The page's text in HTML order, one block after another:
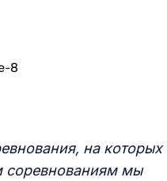
на которых
соревнованиям мы